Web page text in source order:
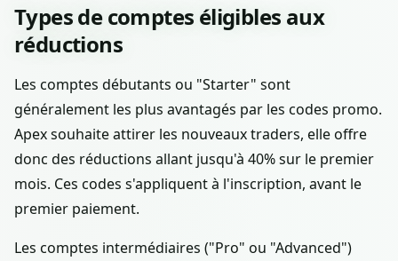
Types de comptes éligibles aux
réductions
Les comptes débutants ou "Starter" sont
généralement les plus avantagés par les codes promo.
Apex souhaite attirer les nouveaux traders, elle offre
donc des réductions allant jusqu'à 40% sur le premier
mois. Ces codes s'appliquent à l'inscription, avant le
premier paiement.
Les comptes intermédiaires ("Pro" ou "Advanced")